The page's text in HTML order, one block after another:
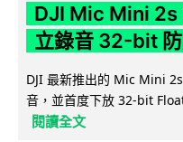
DJI Mic Mini 2s
立錄音 32-bit
DJI 最新推出的 Mic Mini
音，並首度下放 32-bit
閱讀全文